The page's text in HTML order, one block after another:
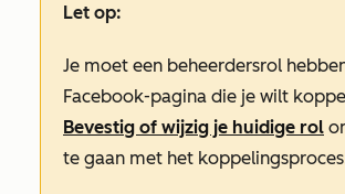
Let op:
Je moet een beheerdersrol
Facebook-pagina die je wilt
Bevestig of wijzig je huidige rol
te gaan met het